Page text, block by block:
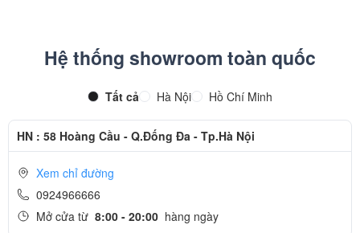
Hệ thống showroom toàn quốc
Tất cả Hà Nội Hồ Chí Minh
HN : 58 Hoàng Cầu - Q.Đống Đa - Tp.Hà Nội
Xem chỉ đường
0924966666
Mở cửa từ 8:00 - 20:00 hàng ngày